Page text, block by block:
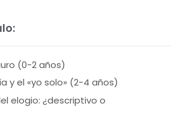
(0-2 años)
y el «yo solo» (2-4 años)
elogio: ¿descriptivo o